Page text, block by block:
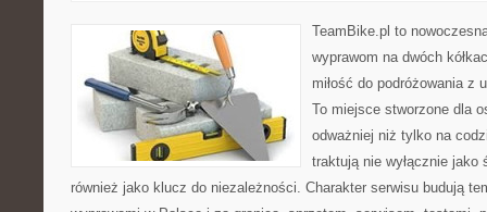
TeamBike.pl to
wyprawom na dwóch
miłość do podróżowania z
To miejsce stworzone dla
odważniej niż tylko na
traktują nie wyłącznie jako
również jako klucz do niezależności. Charakter serwisu budują